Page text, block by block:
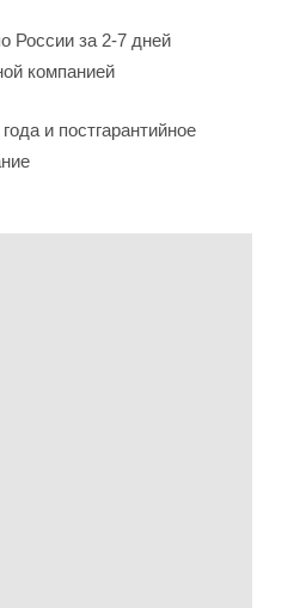
России за 2-7 дней
компанией
и постгарантийное